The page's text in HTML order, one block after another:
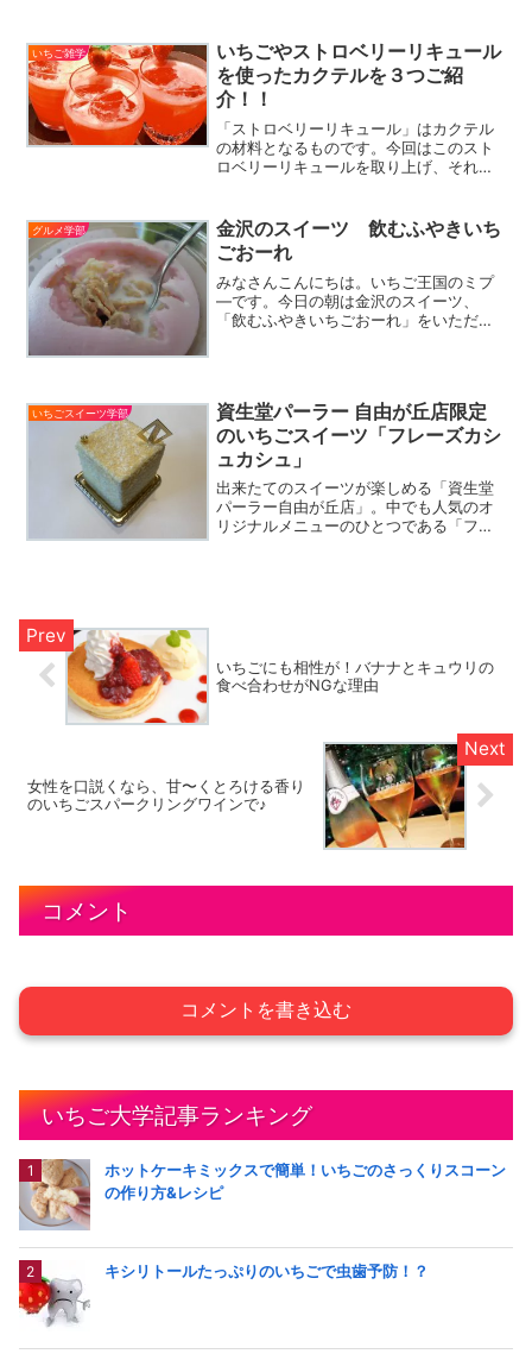
にとことんこだわった、贅沢な味わいが
堪能できます。
いちご雑学
いちごやストロベリーリキュール
を使ったカクテルを３つご紹
介！！
「ストロベリーリキュール」はカクテル
の材料となるものです。今回はこのスト
ロベリーリキュールを取り上げ、それを
テルも紹介します）ストロベリーリキュ
ールさえあれば簡単！ ...
グルメ学部
金沢のスイーツ 飲むふやきいち
ごおーれ
みなさんこんにちは。いちご王国のミプ
―です。今日の朝は金沢のスイーツ、
「飲むふやきいちごおーれ」をいただき
いちごスイーツ学部
資生堂パーラー 自由が丘店限定
のいちごスイーツ「フレーズカシ
ュカシュ」
出来たてのスイーツが楽しめる「資生堂
パーラー自由が丘店」。中でも人気のオ
リジナルメニューのひとつである「フレ
いちごにも相性が！バナナとキュウリの
食べ合わせがNGな理由
女性を口説くなら、甘〜くとろける香り
のいちごスパークリングワインで♪
コメント
コメントを書き込む
いちご大学記事ランキング
ホットケーキミックスで簡単！いちごのさっくりスコーン
の作り方&レシピ
キシリトールたっぷりのいちごで虫歯予防！？